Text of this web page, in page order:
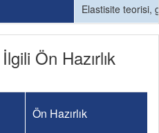
Elastisite teorisi,
Ön Hazırlık
Ön Hazırlık